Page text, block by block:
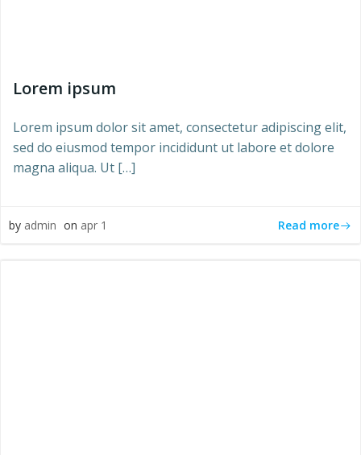
Lorem ipsum
Lorem ipsum dolor sit amet, consectetur adipiscing elit,
sed do eiusmod tempor incididunt ut labore et dolore
magna aliqua. Ut […]
by admin on apr 1 Read more